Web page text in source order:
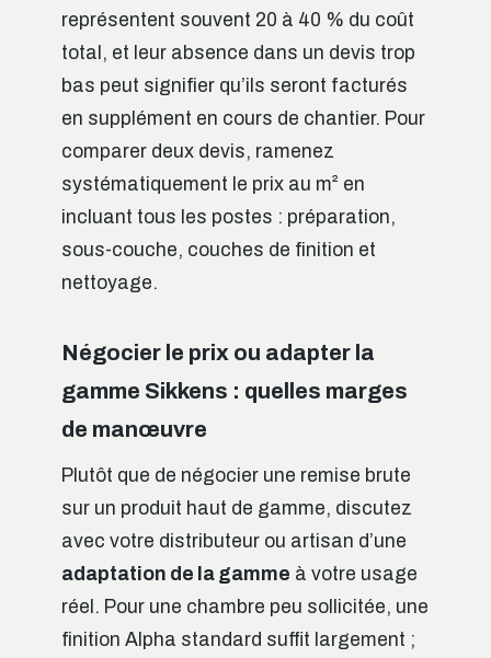
représentent souvent 20 à 40 % du coût
total, et leur absence dans un devis trop
bas peut signifier qu’ils seront facturés
en supplément en cours de chantier. Pour
comparer deux devis, ramenez
systématiquement le prix au m² en
incluant tous les postes : préparation,
sous-couche, couches de finition et
nettoyage.
Négocier le prix ou adapter la
gamme Sikkens : quelles marges
de manœuvre
Plutôt que de négocier une remise brute
sur un produit haut de gamme, discutez
avec votre distributeur ou artisan d’une
adaptation de la gamme à votre usage
réel. Pour une chambre peu sollicitée, une
finition Alpha standard suffit largement ;